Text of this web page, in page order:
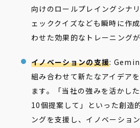
向けのロールプレイングシナ
ェッククイズなども瞬時に作
わせた効果的なトレーニングが
イノベーションの支援:
組み合わせて新たなアイデア
ます。「当社の強みを活かし
10個提案して」といった創造
ングを支援し、イノベーショ